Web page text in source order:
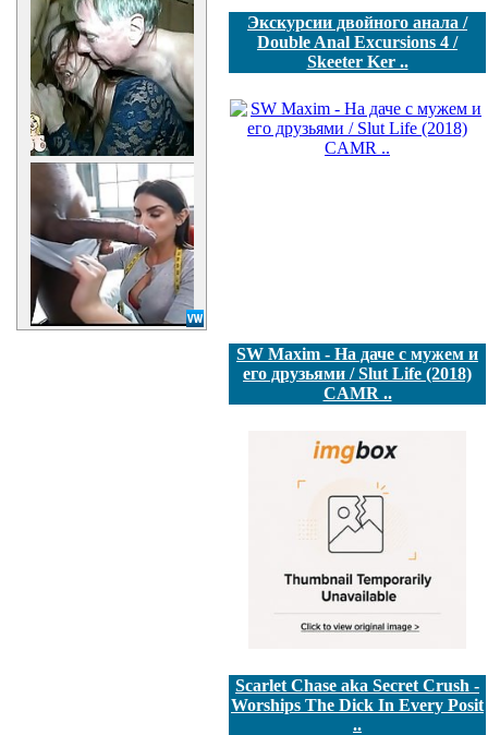
Экскурсии двойного анала /
Double Anal Excursions 4 /
Skeeter Ker ..
SW Maxim - На даче с мужем и
его друзьями / Slut Life (2018)
CAMR ..
Scarlet Chase aka Secret Crush -
Worships The Dick In Every Posit
..